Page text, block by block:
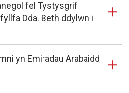
fel Tystysgrif
Dda. Beth ddylwn i
yn Emiradau Arabaidd